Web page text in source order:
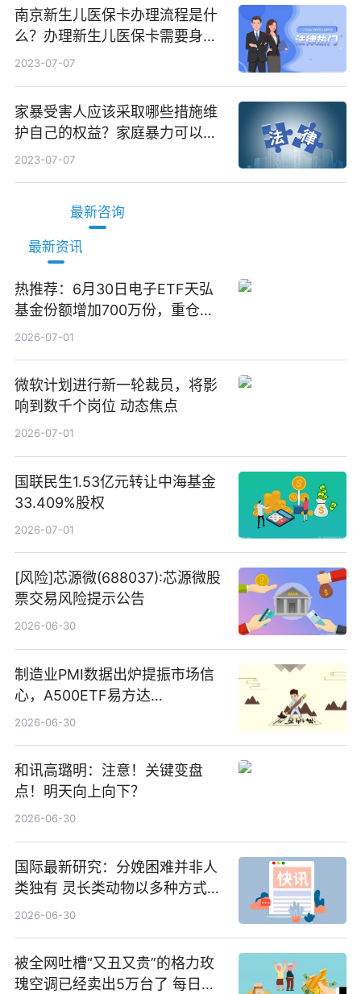
南京新生儿医保卡办理流程是什
么？办理新生儿医保卡需要身份
证吗？ 全球微动态
2023-07-07
家暴受害人应该采取哪些措施维
护自己的权益？家庭暴力可以诉
讼离婚吗？
2023-07-07
最新咨询
最新资讯
热推荐：6月30日电子ETF天弘
基金份额增加700万份，重仓股
立讯精密、寒武纪、工业富联
2026-07-01
微软计划进行新一轮裁员，将影
响到数千个岗位 动态焦点
2026-07-01
国联民生1.53亿元转让中海基金
33.409%股权
2026-07-01
[风险]芯源微(688037):芯源微股
票交易风险提示公告
2026-06-30
制造业PMI数据出炉提振市场信
心，A500ETF易方达
（159361）昨日“吸金”1.7亿元-
2026-06-30
和讯高璐明：注意！关键变盘
点！明天向上向下？
2026-06-30
国际最新研究：分娩困难并非人
类独有 灵长类动物以多种方式演
化|最新消息
2026-06-30
被全网吐槽“又丑又贵”的格力玫
瑰空调已经卖出5万台了 每日热